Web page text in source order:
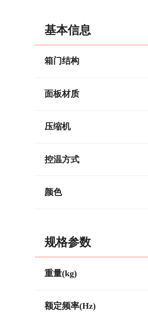
基本信息
箱门结构
面板材质
压缩机
控温方式
颜色
规格参数
重量(kg)
额定频率(Hz)